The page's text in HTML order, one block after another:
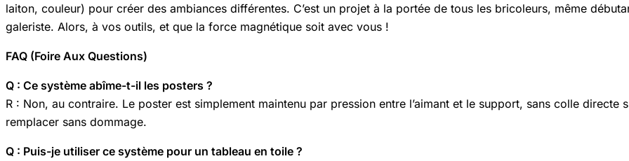
laiton, couleur) pour créer des ambiances différentes. C’est un projet à la portée de tous les bricoleurs, même
galeriste. Alors, à vos outils, et que la force magnétique soit avec vous !
FAQ (Foire Aux Questions)
Q : Ce système abîme-t-il les posters ?
R : Non, au contraire. Le poster est simplement maintenu par pression entre l’aimant et le support, sans colle directe
remplacer sans dommage.
Q : Puis-je utiliser ce système pour un tableau en toile ?